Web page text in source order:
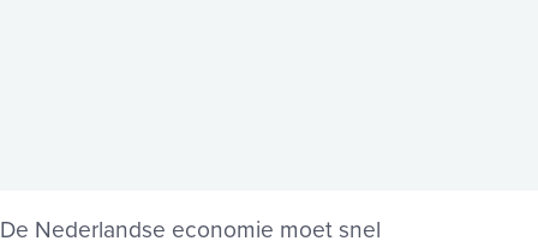
De Nederlandse economie moet snel